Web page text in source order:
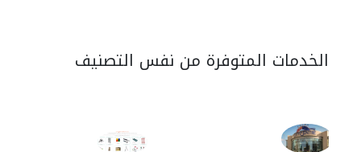
الخدمات المتوفرة من نفس التصنيف